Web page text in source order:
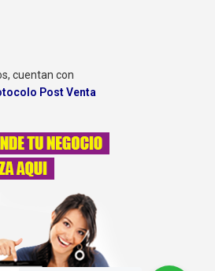
cuentan con
Post Venta